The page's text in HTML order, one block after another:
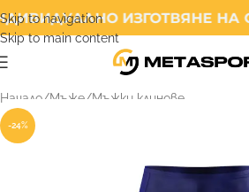
Skip to navigation
Skip to main content
ИЗГОТВЯНЕ НА
Начало/Мъже/Мъжки клинове
-24%